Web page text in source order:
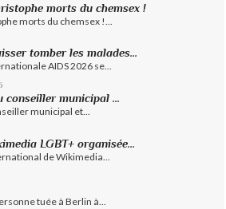
morts du chemsex !
morts du chemsex !...
tomber les malades...
AIDS 2026 se...
conseiller municipal ...
municipal et...
LGBT+ organisée...
de Wikimedia...
tuée à Berlin à...